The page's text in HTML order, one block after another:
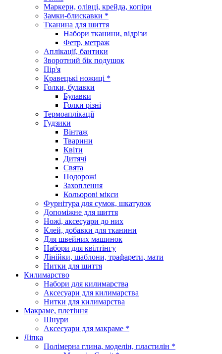
Маркери, олівці, крейда, копіри
Замки-блискавки *
Тканина для шиття
Набори тканини, відрізи
Фетр, метраж
Аплікації, бантики
Зворотний бік подушок
Пір'я
Кравецькі ножиці *
Голки, булавки
Булавки
Голки різні
Термоаплікації
Гудзики
Вінтаж
Тварини
Квіти
Дитячі
Свята
Подорожі
Захоплення
Кольорові мікси
Фурнітура для сумок, шкатулок
Допоміжне для шиття
Ножі, аксесуари до них
Клей, добавки для тканини
Для швейних машинок
Набори для квілтінгу
Лінійки, шаблони, трафарети, мати
Нитки для шиття
Килимарство
Набори для килимарства
Аксесуари для килимарства
Нитки для килимарства
Макраме, плетіння
Шнури
Аксесуари для макраме *
Ліпка
Полімерна глина, моделін, пластилін *